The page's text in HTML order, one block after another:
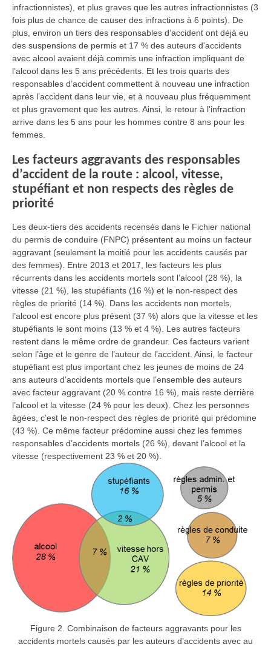
infractionnistes), et plus graves que les autres infractionnistes (3
fois plus de chance de causer des infractions à 6 points). De
plus, environ un tiers des responsables d’accident ont déjà eu
des suspensions de permis et 17 % des auteurs d'accidents
avec alcool avaient déjà commis une infraction impliquant de
l’alcool dans les 5 ans précédents. Et les trois quarts des
responsables d’accident commettent à nouveau une infraction
après l’accident dans leur vie, et à nouveau plus fréquemment
et plus gravement que les autres. Ainsi, le retour à l'infraction
arrive dans les 5 ans pour les hommes contre 8 ans pour les
femmes.
Les facteurs aggravants des responsables
d’accident de la route : alcool, vitesse,
stupéfiant et non respects des règles de
priorité
Les deux-tiers des accidents recensés dans le Fichier national
du permis de conduire (FNPC) présentent au moins un facteur
aggravant (seulement la moitié pour les accidents causés par
des femmes). Entre 2013 et 2017, les facteurs les plus
récurrents dans les accidents mortels sont l’alcool (28 %), la
vitesse (21 %), les stupéfiants (16 %) et le non-respect des
règles de priorité (14 %). Dans les accidents non mortels,
l’alcool est encore plus présent (37 %) alors que la vitesse et les
stupéfiants le sont moins (13 % et 4 %). Les autres facteurs
restent dans le même ordre de grandeur. Ces facteurs varient
selon l’âge et le genre de l’auteur de l’accident. Ainsi, le facteur
stupéfiant est plus important chez les jeunes de moins de 24
ans auteurs d’accidents mortels que l’ensemble des auteurs
avec facteur aggravant (20 % contre 16 %), mais reste derrière
l’alcool et la vitesse (24 % pour les deux). Chez les personnes
âgées, c’est le non-respect des règles de priorité qui prédomine
(43 %). Ce même facteur prédomine aussi chez les femmes
responsables d’accidents mortels (26 %), devant l’alcool et la
vitesse (respectivement 23 % et 20 %).
Figure 2. Combinaison de facteurs aggravants pour les
accidents mortels causés par les auteurs d’accidents avec au